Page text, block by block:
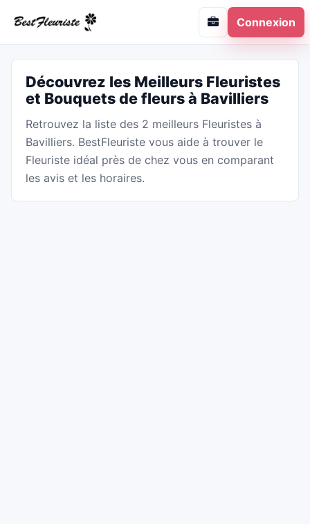
Connexion
Découvrez les Meilleurs Fleuristes
et Bouquets de fleurs à Bavilliers
Retrouvez la liste des 2 meilleurs Fleuristes à
Bavilliers. BestFleuriste vous aide à trouver le
Fleuriste idéal près de chez vous en comparant
les avis et les horaires.